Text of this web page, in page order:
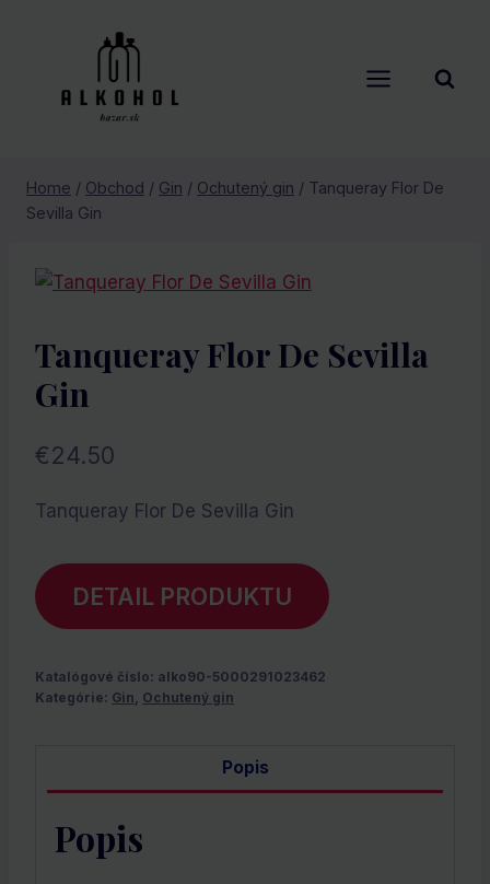
Home / Obchod / Gin / Ochutený gin / Tanqueray Flor De
Sevilla Gin
Tanqueray Flor De Sevilla
Gin
€24.50
Tanqueray Flor De Sevilla Gin
DETAIL PRODUKTU
Katalógové číslo: alko90-5000291023462
Kategórie: Gin, Ochutený gin
Popis
Popis